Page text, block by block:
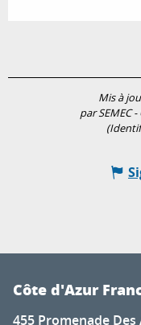
Mis à
par SEMEC
Côte d'Azur
455 Promenade Des